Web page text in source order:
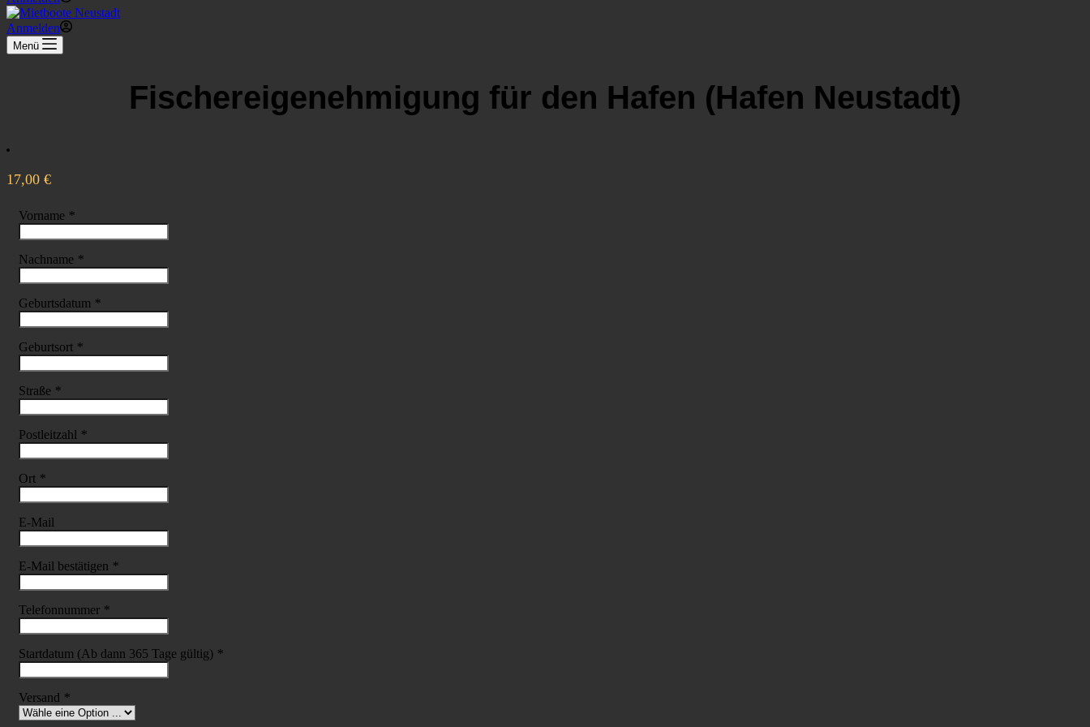
Anmelden
Menü
Fischereigenehmigung für den Hafen (Hafen Neustadt)
17,00 €
Vorname *
Nachname *
Geburtsdatum *
Geburtsort *
Straße *
Postleitzahl *
Ort *
E-Mail
E-Mail bestätigen *
Telefonnummer *
Startdatum (Ab dann 365 Tage gültig) *
Versand *